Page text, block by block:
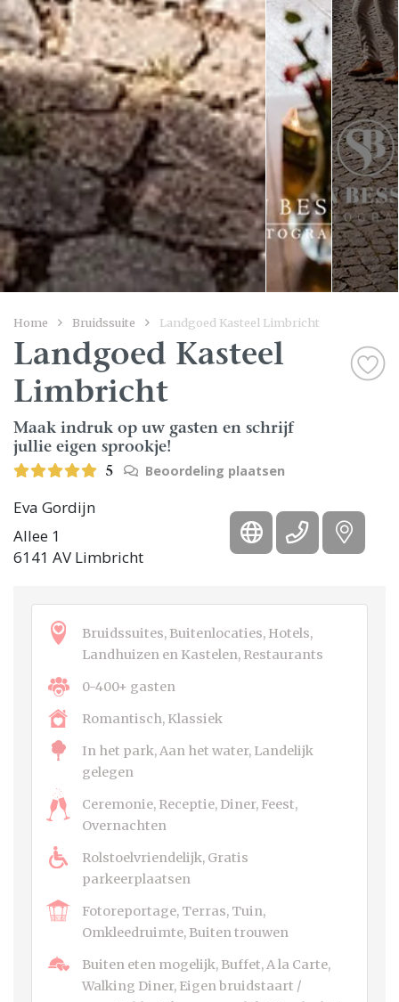
Home Bruidssuite Landgoed Kasteel Limbricht
Landgoed Kasteel
Limbricht
Maak indruk op uw gasten en schrijf
jullie eigen sprookje!
5 Beoordeling plaatsen
Eva Gordijn
Allee 1
6141 AV Limbricht
Bruidssuites, Buitenlocaties, Hotels,
Landhuizen en Kastelen, Restaurants
0-400+ gasten
Romantisch, Klassiek
In het park, Aan het water, Landelijk
gelegen
Ceremonie, Receptie, Diner, Feest,
Overnachten
Rolstoelvriendelijk, Gratis
parkeerplaatsen
Fotoreportage, Terras, Tuin,
Omkleedruimte, Buiten trouwen
Buiten eten mogelijk, Buffet, A la Carte,
Walking Diner, Eigen bruidstaart /